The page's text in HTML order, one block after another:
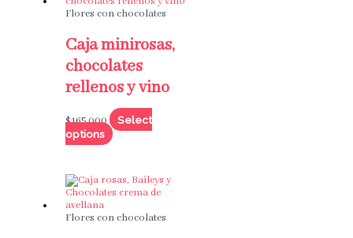
Flores con chocolates
Caja minirosas,
chocolates
rellenos y vino
$165,000
Select
options
Flores con chocolates